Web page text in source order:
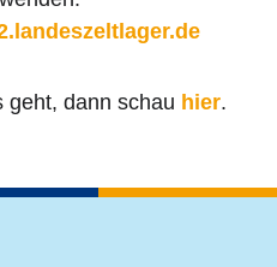
geht, dann schau hier.